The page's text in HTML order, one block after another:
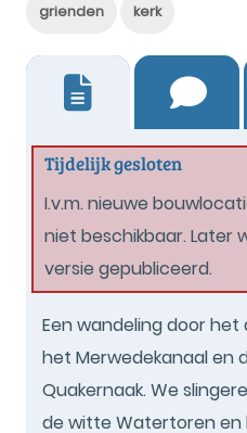
grienden kerk
Tijdelijk gesloten
I.v.m. nieuwe
niet beschikbaar. Later
versie gepubliceerd.
Een wandeling door het
het Merwedekanaal en
Quakernaak. We
de witte Watertoren en